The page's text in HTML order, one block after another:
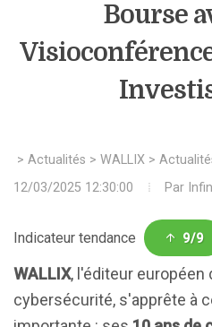
Bourse
> Actualités > WALLIX >
12/03/2025 12:30:00
Par
Indicateur tendance 9/9
WALLIX, l'éditeur européen
cybersécurité, s'apprête à